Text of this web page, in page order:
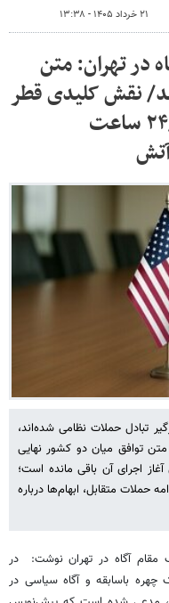
۲۱ خرداد ۱۴۰۵ - ۱۳:۳۸
در تهران: متن
شد/ نقش کلیدی قطر
در آخرین ساعات مذاکرات/۲۴ ساعت
تبادل حملات نظامی شده‌اند،
توافق میان دو کشور نهایی
اجرای آن باقی مانده است؛
حملات متقابل، ابهام‌ها درباره
مقام آگاه در تهران نوشت: در
چهره باسابقه و آگاه سیاسی در